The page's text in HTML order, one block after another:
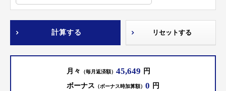
計算する リセットする
月々 （毎月返済額） 45,649 円
ボーナス （ボーナス時加算額） 0 円